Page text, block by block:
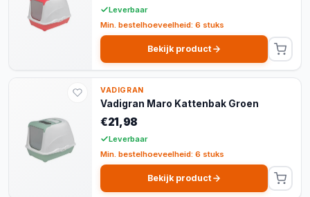
Leverbaar
Min. bestelhoeveelheid: 6 stuks
Bekijk product
VADIGRAN
Vadigran Maro Kattenbak Groen
€21,98
Leverbaar
Min. bestelhoeveelheid: 6 stuks
Bekijk product